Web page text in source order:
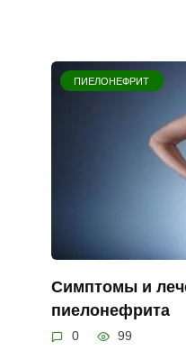
ПИЕЛОНЕФРИТ
Симптомы и
пиелонефрита
0 99